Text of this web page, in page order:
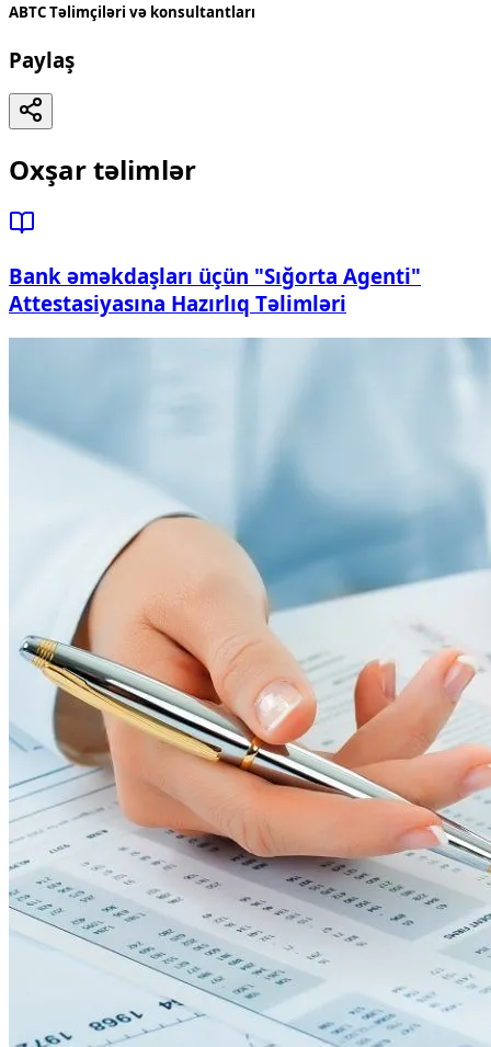
ABTC Təlimçiləri və konsultantları
Paylaş
Oxşar təlimlər
Bank əməkdaşları üçün "Sığorta Agenti"
Attestasiyasına Hazırlıq Təlimləri